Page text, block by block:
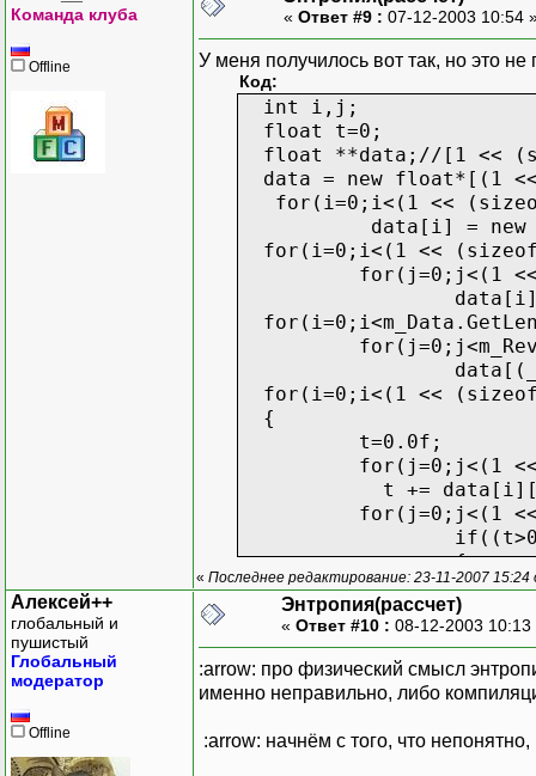
Команда клуба
Offline
« Ответ #9 : 07-12-2003 10:54
У меня получилось вот так, но это
Код:
int i,j;
float t=0;
float **data;//[1 <<
data = new float*[(1
for(i=0;i<(1 <<
data[i] = new
for(i=0;i<(1 <<
for(j=0;j<(1 <<
for(i=0;i<(1 <<
{
t=0.0f;
for(j=0;j<(1 <<
t +=
for(j=0;j<(1 <<
{
}
}
t=0.0f;
for(i=0;i<Num;i++)
« Последнее редактирование: 23-11-2007 15:24
Алексей++
глобальный и
пушистый
Глобальный
модератор
Offline
Энтропия(рассчет)
« Ответ #10 : 08-12-2003
:arrow: про физический смысл
именно неправильно, либо
:arrow: начнём с того, что